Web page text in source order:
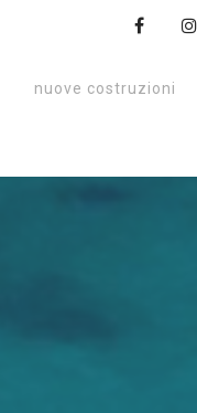
nuove costruzioni